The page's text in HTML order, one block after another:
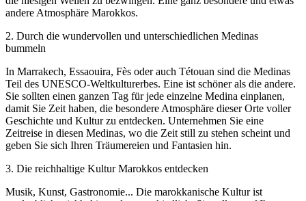
andere Atmosphäre Marokkos.
2. Durch die wundervollen und unterschiedlichen Medinas
bummeln
In Marrakech, Essaouira, Fès oder auch Tétouan sind die Medinas
Teil des UNESCO-Weltkulturerbes. Eine ist schöner als die andere.
Sie sollten einen ganzen Tag für jede einzelne Medina einplanen,
damit Sie Zeit haben, die besondere Atmosphäre dieser Orte voller
Geschichte und Kultur zu entdecken. Unternehmen Sie eine
Zeitreise in diesen Medinas, wo die Zeit still zu stehen scheint und
geben Sie sich Ihren Träumereien und Fantasien hin.
3. Die reichhaltige Kultur Marokkos entdecken
Musik, Kunst, Gastronomie... Die marokkanische Kultur ist